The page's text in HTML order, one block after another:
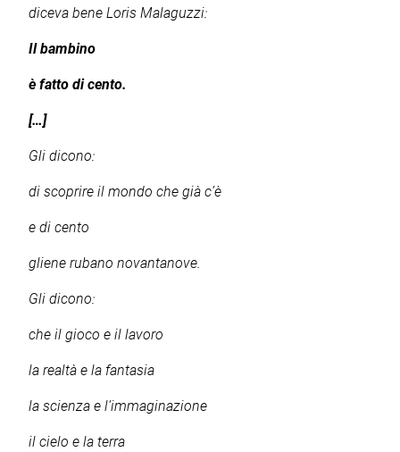
diceva bene Loris Malaguzzi:
Il bambino
è fatto di cento.
[…]
Gli dicono:
di scoprire il mondo che già c’è
e di cento
gliene rubano novantanove.
Gli dicono:
che il gioco e il lavoro
la realtà e la fantasia
la scienza e l’immaginazione
il cielo e la terra